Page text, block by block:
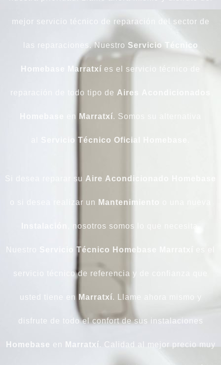
mejor servicio técnico de reparación del sector de
las reparaciones. Nuestro Servicio Técnico
Homebase Marratxí es el servicio técnico de
reparación de todo tipo de Aires
en Marratxí. Somos su alternativa
Servicio Técnico Oficial Homebase
Si desea reparar su Aire Acondicionado
o si desea realizar un Mantenimiento
, nosotros somos lo que necesita.
Nuestro Servicio Técnico Homebase Marratxí
servicio técnico de referencia y de confianza que
usted tiene en Marratxí. Llame ahora mismo y
disfrute de todo el confort de sus instalaciones
Homebase en Marratxí . Calidad al mejor precio muy